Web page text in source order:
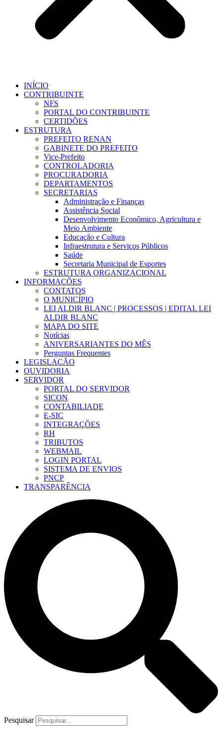
INÍCIO
CONTRIBUINTE
NFS
PORTAL DO CONTRIBUINTE
CERTIDÕES
ESTRUTURA
PREFEITO RENAN
GABINETE DO PREFEITO
Vice-Prefeito
CONTROLADORIA
PROCURADORIA
DEPARTAMENTOS
SECRETARIAS
Administração e Finanças
Assistência Social
Desenvolvimento Econômico, Agricultura e
Meio Ambiente
Educação e Cultura
Infraestrutura e Serviços Públicos
Saúde
Secretaria Municipal de Esportes
ESTRUTURA ORGANIZACIONAL
INFORMAÇÕES
CONTATOS
O MUNICÍPIO
LEI ALDIR BLANC | PROCESSOS | EDITAL LEI
ALDIR BLANC
MAPA DO SITE
Notícias
ANIVERSARIANTES DO MÊS
Perguntas Frequentes
LEGISLAÇÃO
OUVIDORIA
SERVIDOR
PORTAL DO SERVIDOR
SICON
CONTABILIADE
E-SIC
INTEGRAÇÕES
RH
TRIBUTOS
WEBMAIL
LOGIN PORTAL
SISTEMA DE ENVIOS
PNCP
TRANSPARÊNCIA
Pesquisar